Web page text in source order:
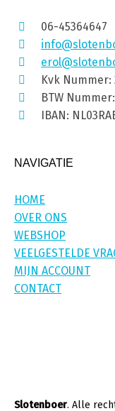
06-45364647
Kvk Nummer:
BTW
IBAN:
NAVIGATIE
HOME
OVER ONS
WEBSHOP
VEELGESTELDE
MIJN ACCOUNT
CONTACT
Slotenboer. Alle